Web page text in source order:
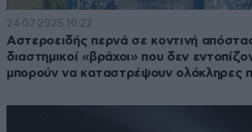
24·07·2025 10:22
Αστεροειδής περνά σε κοντινή
διαστημικοί «βράχοι» που δεν
μπορούν να καταστρέψουν ολόκληρες